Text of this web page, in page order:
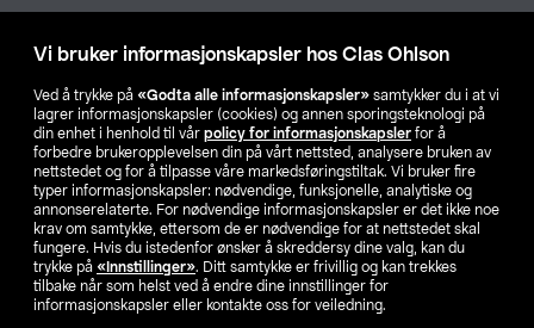
Vi bruker informasjonskapsler hos Clas Ohlson
Ved å trykke på «Godta alle informasjonskapsler» samtykker du i at vi
lagrer informasjonskapsler (cookies) og annen sporingsteknologi på
din enhet i henhold til vår policy for informasjonskapsler for å
forbedre brukeropplevelsen din på vårt nettsted, analysere bruken av
nettstedet og for å tilpasse våre markedsføringstiltak. Vi bruker fire
typer informasjonskapsler: nødvendige, funksjonelle, analytiske og
annonserelaterte. For nødvendige informasjonskapsler er det ikke noe
krav om samtykke, ettersom de er nødvendige for at nettstedet skal
fungere. Hvis du istedenfor ønsker å skreddersy dine valg, kan du
trykke på «Innstillinger». Ditt samtykke er frivillig og kan trekkes
tilbake når som helst ved å endre dine innstillinger for
informasjonskapsler eller kontakte oss for veiledning.
Våre selskaper
Finn din butikk
SE NO FI